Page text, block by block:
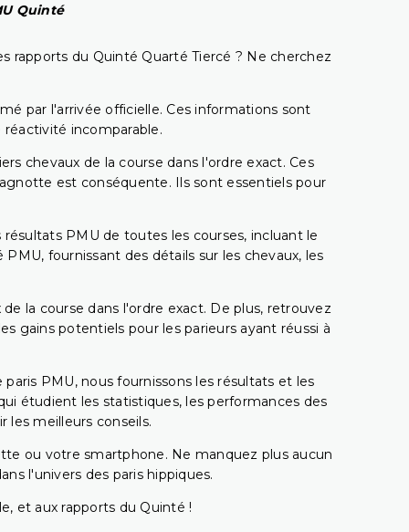
Quinté
rapports du Quinté Quarté Tiercé ? Ne cherchez
par l'arrivée officielle. Ces informations sont
incomparable.
chevaux de la course dans l'ordre exact. Ces
est conséquente. Ils sont essentiels pour
PMU de toutes les courses, incluant le
fournissant des détails sur les chevaux, les
la course dans l'ordre exact. De plus, retrouvez
gains potentiels pour les parieurs ayant réussi à
PMU, nous fournissons les résultats et les
étudient les statistiques, les performances des
les meilleurs conseils.
ou votre smartphone. Ne manquez plus aucun
l'univers des paris hippiques.
et aux rapports du Quinté !